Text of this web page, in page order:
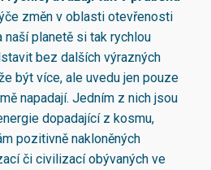
změn v oblasti otevřenosti
naší planetě si tak rychlou
bez dalších výrazných
být více, ale uvedu jen pouze
napadají. Jedním z nich jsou
dopadající z kosmu,
pozitivně nakloněných
či civilizací obývaných ve